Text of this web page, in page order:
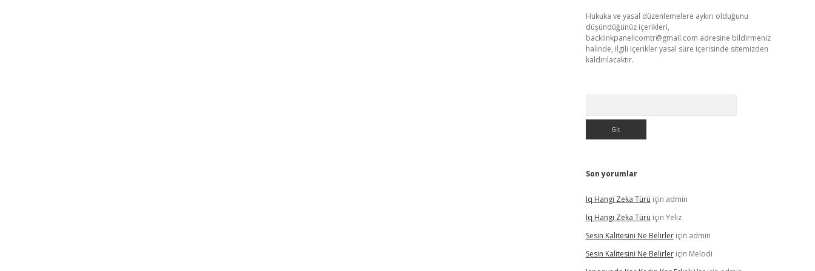
Hukuka ve yasal düzenlemelere aykırı olduğunu
düşündüğünüz içerikleri,
backlinkpanelicomtr@gmail.com adresine bildirmeniz
halinde, ilgili içerikler yasal süre içerisinde sitemizden
kaldırılacaktır.
Son yorumlar
Iq Hangi Zeka Türü için admin
Iq Hangi Zeka Türü için Yeliz
Sesin Kalitesini Ne Belirleriçin admin
Sesin Kalitesini Ne Belirleriçin Melodi